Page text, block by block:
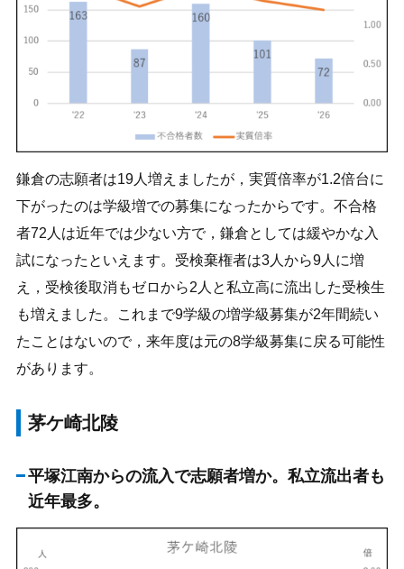
鎌倉の志願者は19人増えましたが，実質倍率が1.2倍台に
下がったのは学級増での募集になったからです。不合格
者72人は近年では少ない方で，鎌倉としては緩やかな入
試になったといえます。受検棄権者は3人から9人に増
え，受検後取消もゼロから2人と私立高に流出した受検生
も増えました。これまで9学級の増学級募集が2年間続い
たことはないので，来年度は元の8学級募集に戻る可能性
があります。
茅ケ崎北陵
平塚江南からの流入で志願者増か。私立流出者も
近年最多。